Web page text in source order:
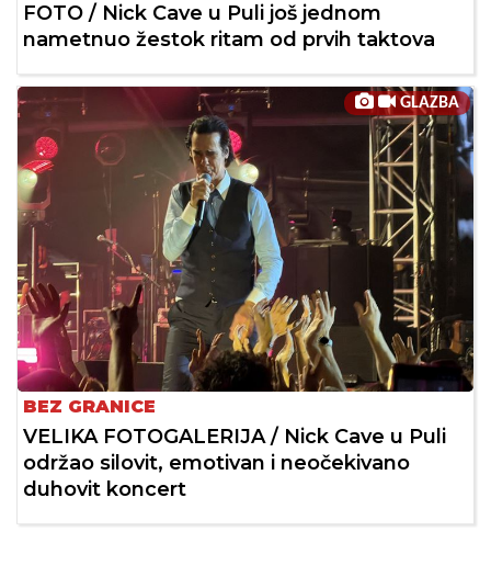
FOTO / Nick Cave u Puli još jednom
nametnuo žestok ritam od prvih taktova
GLAZBA
BEZ GRANICE
VELIKA FOTOGALERIJA / Nick Cave u Puli
održao silovit, emotivan i neočekivano
duhovit koncert